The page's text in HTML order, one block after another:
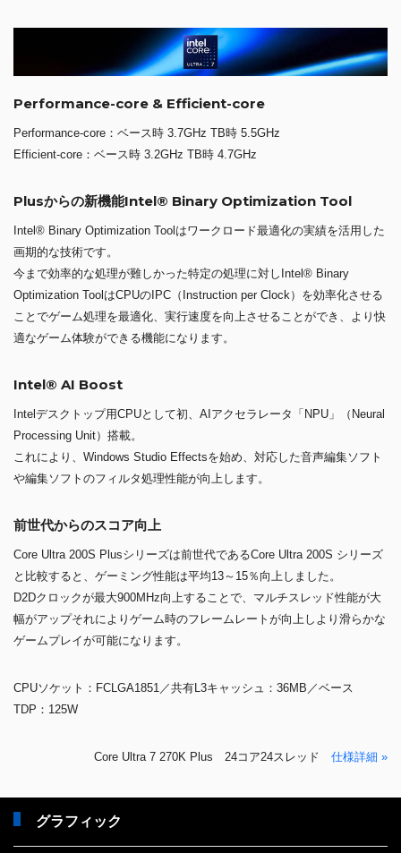
Performance-core & Efficient-core
Performance-core：ベース時 3.7GHz TB時 5.5GHz
Efficient-core：ベース時 3.2GHz TB時 4.7GHz
Plusからの新機能Intel® Binary Optimization Tool
Intel® Binary Optimization Toolはワークロード最適化の実績を活用した
画期的な技術です。
今まで効率的な処理が難しかった特定の処理に対しIntel® Binary
Optimization ToolはCPUのIPC（Instruction per Clock）を効率化させる
ことでゲーム処理を最適化、実行速度を向上させることができ、より快
適なゲーム体験ができる機能になります。
Intel® AI Boost
Intelデスクトップ用CPUとして初、AIアクセラレータ「NPU」（Neural
Processing Unit）搭載。
これにより、Windows Studio Effectsを始め、対応した音声編集ソフト
や編集ソフトのフィルタ処理性能が向上します。
前世代からのスコア向上
Core Ultra 200S Plusシリーズは前世代であるCore Ultra 200S シリーズ
と比較すると、ゲーミング性能は平均13～15％向上しました。
D2Dクロックが最大900MHz向上することで、マルチスレッド性能が大
幅がアップそれによりゲーム時のフレームレートが向上しより滑らかな
ゲームプレイが可能になります。
CPUソケット：FCLGA1851／共有L3キャッシュ：36MB／ベース
TDP：125W
Core Ultra 7 270K Plus 24コア24スレッド 仕様詳細 »
グラフィック